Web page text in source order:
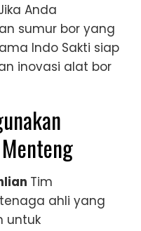
Anda
sumur bor yang
Indo Sakti siap
inovasi alat bor
Tim
ahli yang
untuk